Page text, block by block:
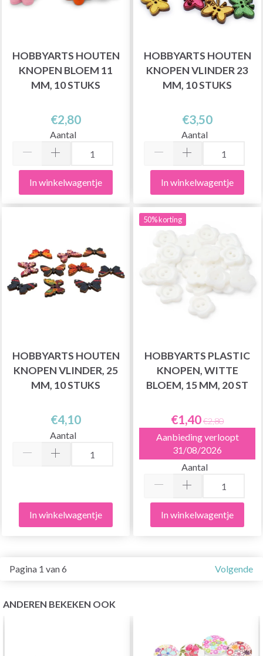
HOBBYARTS HOUTEN
KNOPEN BLOEM 11
MM, 10 STUKS
€2,80
Aantal
In winkelwagentje
HOBBYARTS HOUTEN
KNOPEN VLINDER 23
MM, 10 STUKS
€3,50
Aantal
In winkelwagentje
HOBBYARTS HOUTEN
KNOPEN VLINDER, 25
MM, 10 STUKS
€4,10
Aantal
In winkelwagentje
50% korting
HOBBYARTS PLASTIC
KNOPEN, WITTE
BLOEM, 15 MM, 20 ST
€1,40€2,80
Aanbieding verloopt
31/08/2026
Aantal
In winkelwagentje
Pagina 1 van 6 Volgende
ANDEREN BEKEKEN OOK